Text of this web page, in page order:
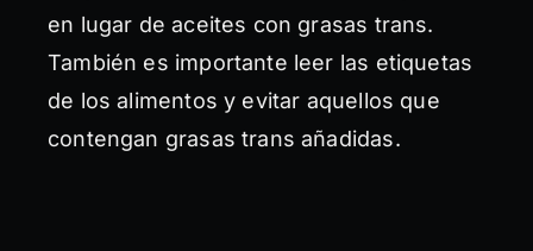
en lugar de aceites con grasas trans.
También es importante leer las etiquetas
de los alimentos y evitar aquellos que
contengan grasas trans añadidas.